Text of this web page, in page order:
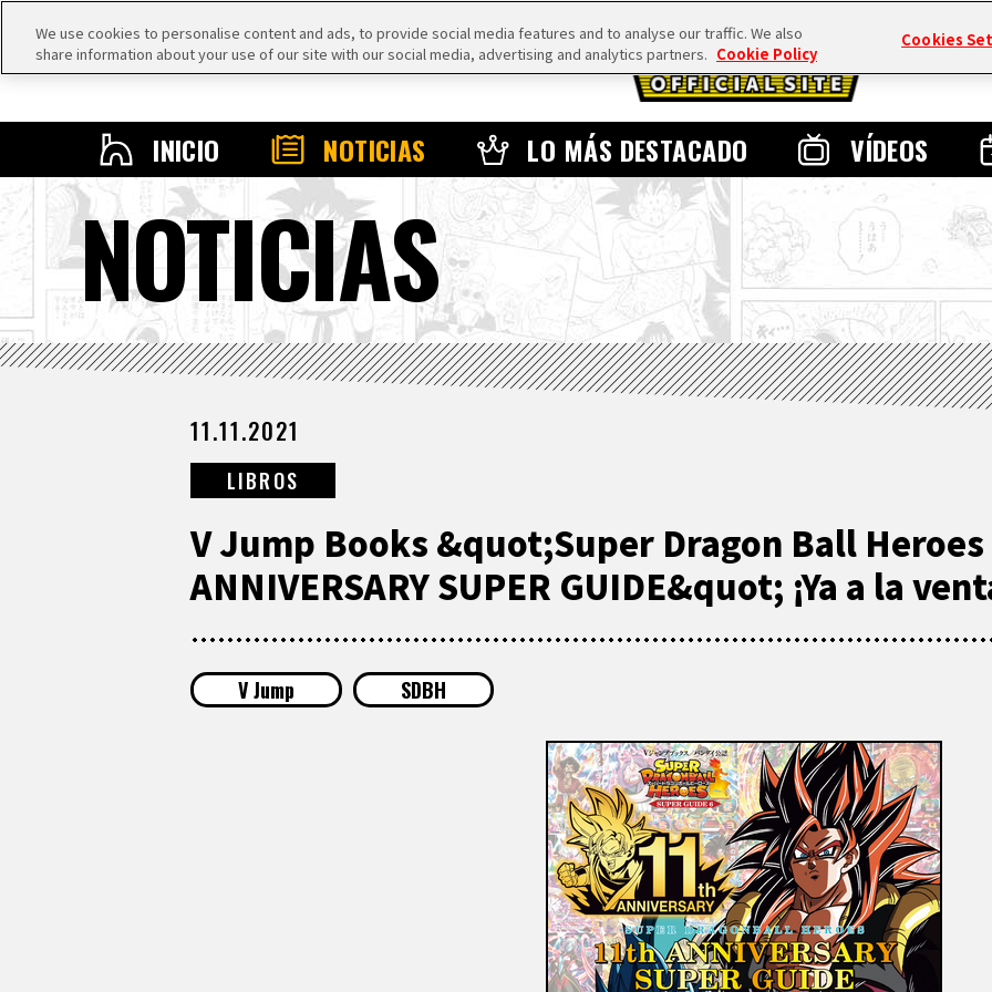
INICIO NOTICIAS LO MÁS DESTACADO VÍDEOS
NOTICIAS
11.11.2021
LIBROS
V Jump Books &quot;Super Dragon Ball
ANNIVERSARY SUPER GUIDE&quot; ¡Ya a la
V Jump SDBH
We use cookies to personalise content and ads, to provide social media features and to analyse our traffic. We also
share information about your use of our site with our social media, advertising and analytics partners. Cookie Policy
Cookies